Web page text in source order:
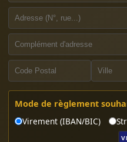
Mode de règlement
Virement (IBAN/BIC)